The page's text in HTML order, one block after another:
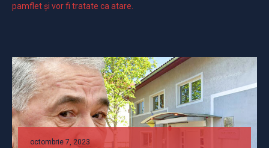
pamflet și vor fi tratate ca atare.
octombrie 7, 2023